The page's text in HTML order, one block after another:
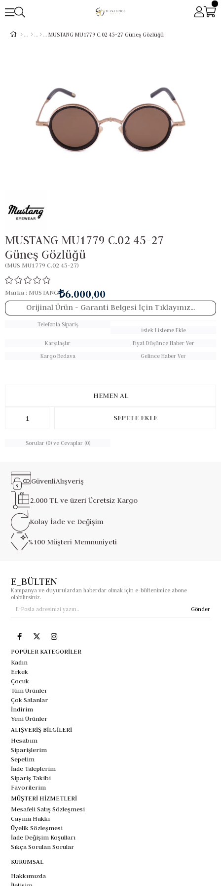
MUSTANG MU1779 C.02 45-27 Güneş Gözlüğü
MUSTANG MU1779 C.02 45-27
Güneş Gözlüğü
(MUS MU1779 C.02 45-27)
Marka : MUSTANG₺6.000,00
Orijinal Ürün - Garanti Belgesi İçin Tıklayınız...
Telefonla Sipariş
İstek Listeme Ekle
Karşılaştır
Fiyat Düşünce Haber Ver
Kargo Bedava
Gelince Haber Ver
Sorular (0) ve Cevaplar (0)
GüvenliAlışveriş
2.000 TL ve üzeriÜcretsiz Kargo
Kolay İade ve Değişim
%100 Müşteri Memnuniyeti
E_BÜLTEN
Kampanya ve duyurulardan haberdar olmak için e-bültenimize abone
olabilirsiniz.
Gönder
POPÜLER KATEGORİLER
Kadın
Erkek
Çocuk
Tüm Ürünler
Çok Satanlar
İndirim
Yeni Ürünler
ALIŞVERİŞ BİLGİLERİ
Hesabım
Siparişlerim
Sepetim
İade Taleplerim
Sipariş Takibi
Favorilerim
MÜŞTERİ HİZMETLERİ
Mesafeli Satış Sözleşmesi
Cayma Hakkı
Üyelik Sözleşmesi
İade Değişim Koşulları
Sıkça Sorulan Sorular
KURUMSAL
Hakkımızda